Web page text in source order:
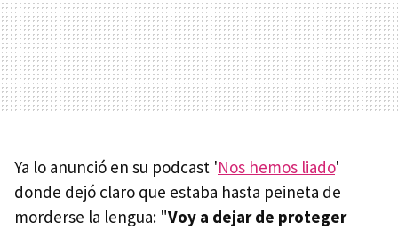
Ya lo anunció en su podcast 'Nos hemos liado'
donde dejó claro que estaba hasta peineta de
morderse la lengua: "Voy a dejar de proteger